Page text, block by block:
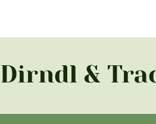
&